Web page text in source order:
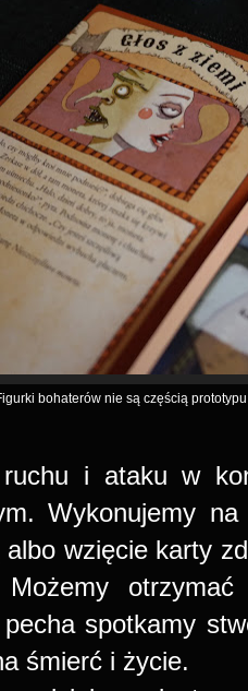
bohaterów nie są częścią
ruchu i ataku w
Wykonujemy
wzięcie karty
spotkamy
śmierć i życie.